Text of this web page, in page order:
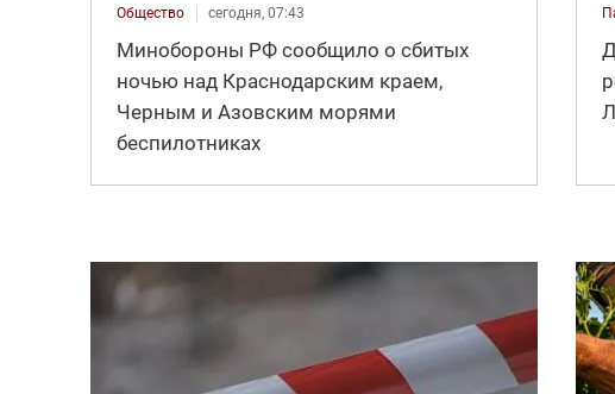
Общество сегодня, 07:43
Минобороны РФ сообщило о сбитых
ночью над Краснодарским краем,
Черным и Азовским морями
беспилотниках